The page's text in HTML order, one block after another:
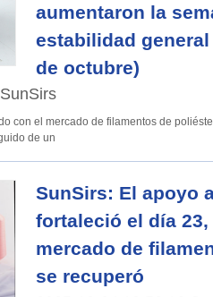
aumentaron la
estabilidad
de octubre)
de un
SunSirs: El apoyo
fortaleció el día
mercado de
se recuperó